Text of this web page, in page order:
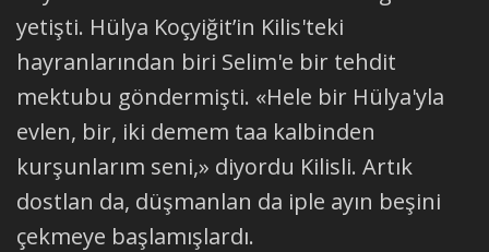
yetişti. Hülya Koçyiğit’in Kilis'teki
hayranlarından biri Selim'e bir tehdit
mektubu göndermişti. «Hele bir Hülya'yla
evlen, bir, iki demem taa kalbinden
kurşunlarım seni,» diyordu Kilisli. Artık
dostlan da, düşmanlan da iple ayın beşini
çekmeye başlamışlardı.